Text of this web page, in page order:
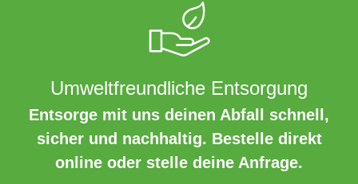
Umweltfreundliche Entsorgung
Entsorge mit uns deinen Abfall schnell,
sicher und nachhaltig. Bestelle direkt
online oder stelle deine Anfrage.